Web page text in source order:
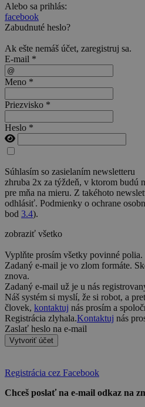
Alebo sa prihlás:
facebook
Zabudnuté heslo?
Ak ešte nemáš účet, zaregistruj sa.
E-mail *
Meno *
Priezvisko *
Heslo *
Súhlasím so zasielaním newsletteru
zhruba 2x za týždeň, v ktorom budú
pre mňa na mieru. Z takéhoto
odhlásiť. Podmienky o ochrane
bod 3.4).
zobraziť všetko
Vyplňte prosím všetky povinné polia.
Zadaný e-mail je vo zlom formáte.
znova.
Zadaný e-mail už je u nás
Náš systém si myslí, že si robot, a
človek, kontaktuj nás prosím a
Registrácia zlyhala.Kontaktuj nás
Zaslať heslo na e-mail
Vytvoriť účet
Registrácia cez Facebook
Chceš poslať na e-mail odkaz na